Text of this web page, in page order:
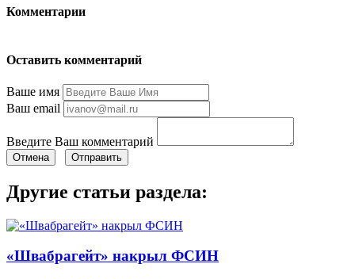
Комментарии
Оставить комментарий
Ваше имя
Ваш email
Введите Ваш комментарий
Отмена Отправить
Другие статьи раздела:
«Швабрагейт» накрыл ФСИН